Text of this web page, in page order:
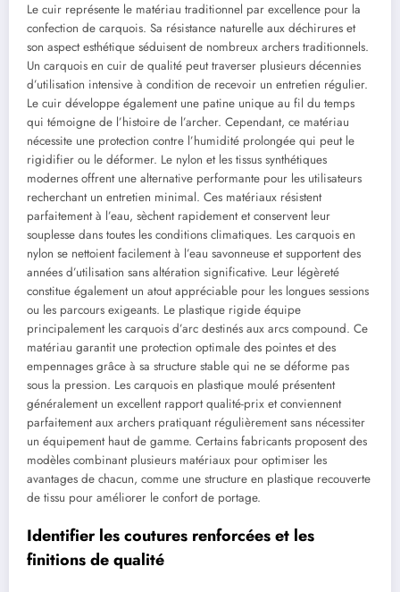
Le cuir représente le matériau traditionnel par excellence pour la
confection de carquois. Sa résistance naturelle aux déchirures et
son aspect esthétique séduisent de nombreux archers traditionnels.
Un carquois en cuir de qualité peut traverser plusieurs décennies
d’utilisation intensive à condition de recevoir un entretien régulier.
Le cuir développe également une patine unique au fil du temps
qui témoigne de l’histoire de l’archer. Cependant, ce matériau
nécessite une protection contre l’humidité prolongée qui peut le
rigidifier ou le déformer. Le nylon et les tissus synthétiques
modernes offrent une alternative performante pour les utilisateurs
recherchant un entretien minimal. Ces matériaux résistent
parfaitement à l’eau, sèchent rapidement et conservent leur
souplesse dans toutes les conditions climatiques. Les carquois en
nylon se nettoient facilement à l’eau savonneuse et supportent des
années d’utilisation sans altération significative. Leur légèreté
constitue également un atout appréciable pour les longues sessions
ou les parcours exigeants. Le plastique rigide équipe
principalement les carquois d’arc destinés aux arcs compound. Ce
matériau garantit une protection optimale des pointes et des
empennages grâce à sa structure stable qui ne se déforme pas
sous la pression. Les carquois en plastique moulé présentent
généralement un excellent rapport qualité-prix et conviennent
parfaitement aux archers pratiquant régulièrement sans nécessiter
un équipement haut de gamme. Certains fabricants proposent des
modèles combinant plusieurs matériaux pour optimiser les
avantages de chacun, comme une structure en plastique recouverte
de tissu pour améliorer le confort de portage.
Identifier les coutures renforcées et les
finitions de qualité